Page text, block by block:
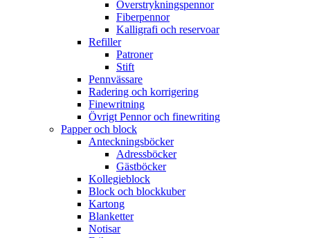
Överstrykningspennor
Fiberpennor
Kalligrafi och reservoar
Refiller
Patroner
Stift
Pennvässare
Radering och korrigering
Finewritning
Övrigt Pennor och finewriting
Papper och block
Anteckningsböcker
Adressböcker
Gästböcker
Kollegieblock
Block och blockkuber
Kartong
Blanketter
Notisar